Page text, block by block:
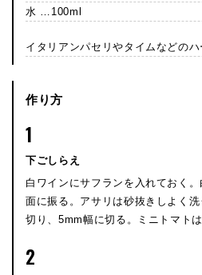
水 …100ml
イタリアンパセリやタイムなどの
作り方
1
下ごしらえ
白ワインにサフランを入れておく
面に振る。アサリは砂抜きしよく
切り、5mm幅に切る。ミニトマトは
2